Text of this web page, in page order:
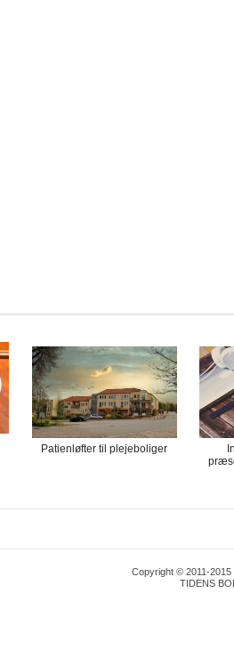
Patienløfter til plejeboliger
Copyright © 2011-2015
TIDENS